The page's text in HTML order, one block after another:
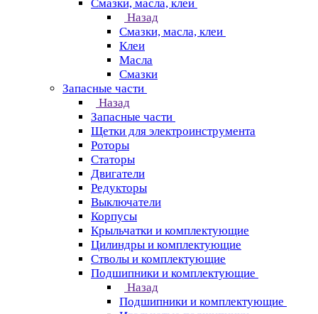
Смазки, масла, клеи
Назад
Смазки, масла, клеи
Клеи
Масла
Смазки
Запасные части
Назад
Запасные части
Щетки для электроинструмента
Роторы
Статоры
Двигатели
Редукторы
Выключатели
Корпусы
Крыльчатки и комплектующие
Цилиндры и комплектующие
Стволы и комплектующие
Подшипники и комплектующие
Назад
Подшипники и комплектующие